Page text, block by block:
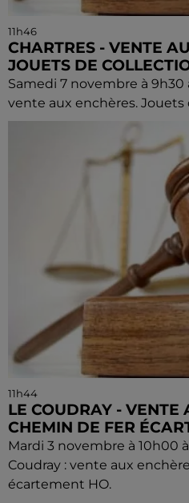
11h46
CHARTRES - VENTE
JOUETS DE
Samedi 7 novembre à 9h30
vente aux enchères. Jouets
11h44
LE COUDRAY - VENTE
CHEMIN DE FER
Mardi 3 novembre à 10h00
Coudray : vente aux
écartement HO.